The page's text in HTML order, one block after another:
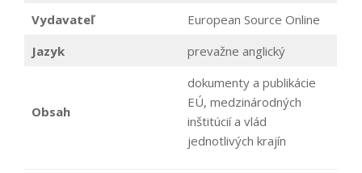
Vydavateľ
European Source Online
Jazyk
prevažne anglický
Obsah
dokumenty a publikácie
EÚ, medzinárodných
inštitúcií a vlád
jednotlivých krajín